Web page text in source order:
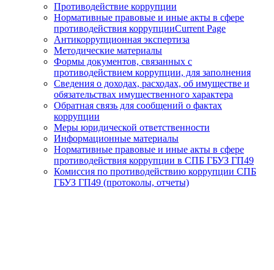
Противодействие коррупции
Нормативные правовые и иные акты в сфере
противодействия коррупцииCurrent Page
Антикоррупционная экспертиза
Методические материалы
Формы документов, связанных с
противодействием коррупции, для заполнения
Сведения о доходах, расходах, об имуществе и
обязательствах имущественного характера
Обратная связь для сообщений о фактах
коррупции
Меры юридической ответственности
Информационные материалы
Нормативные правовые и иные акты в сфере
противодействия коррупции в СПБ ГБУЗ ГП49
Комиссия по противодействию коррупции СПБ
ГБУЗ ГП49 (протоколы, отчеты)